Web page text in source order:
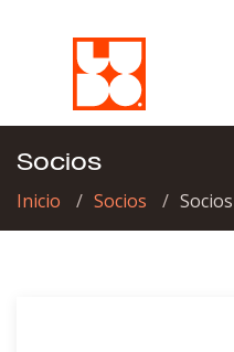
Socios
Inicio Socios Socios